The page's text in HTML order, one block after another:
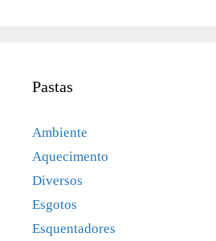
Pastas
Ambiente
Aquecimento
Diversos
Esgotos
Esquentadores